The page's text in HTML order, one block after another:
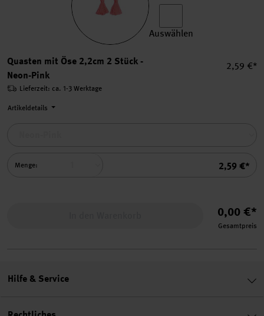
Auswählen
Quasten mit Öse 2,2cm 2 Stück -
Neon-Pink
2,59 €*
Summe
2,59 €*
Lieferzeit: ca. 1-3 Werktage
Artikeldetails
Menge:
0,00 €*
Gesamtpreis
Hilfe & Service